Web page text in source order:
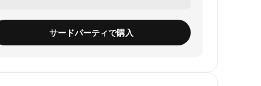
サードパーティで購入